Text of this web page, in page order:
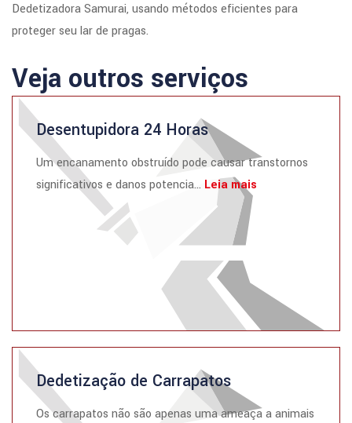
Dedetizadora Samurai, usando métodos eficientes para
proteger seu lar de pragas.
Veja outros serviços
Desentupidora 24 Horas
Um encanamento obstruído pode causar transtornos
significativos e danos potencia... Leia mais
Dedetização de Carrapatos
Os carrapatos não são apenas uma ameaça a animais